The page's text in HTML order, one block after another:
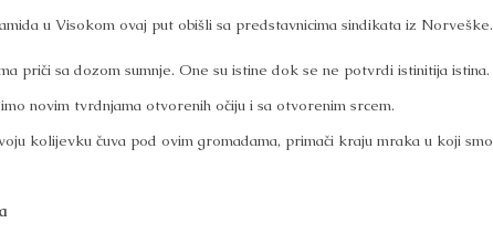
u Visokom ovaj put obišli sa predstavnicima sindikata iz Norveške.
priči sa dozom sumnje. One su istine dok se ne potvrdi istinitija istina.
novim tvrdnjama otvorenih očiju i sa otvorenim srcem.
kolijevku čuva pod ovim gromadama, primači kraju mraka u koji smo